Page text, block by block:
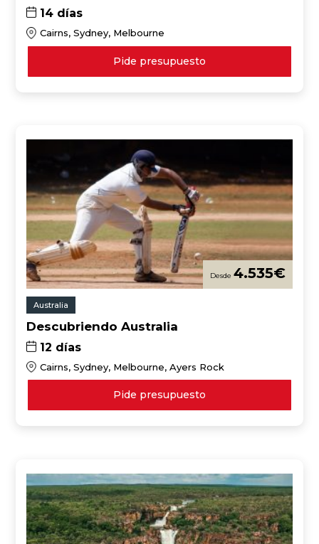
14 días
Cairns, Sydney, Melbourne
Pide presupuesto
4.535€
Australia
Descubriendo Australia
12 días
Cairns, Sydney, Melbourne, Ayers Rock
Pide presupuesto